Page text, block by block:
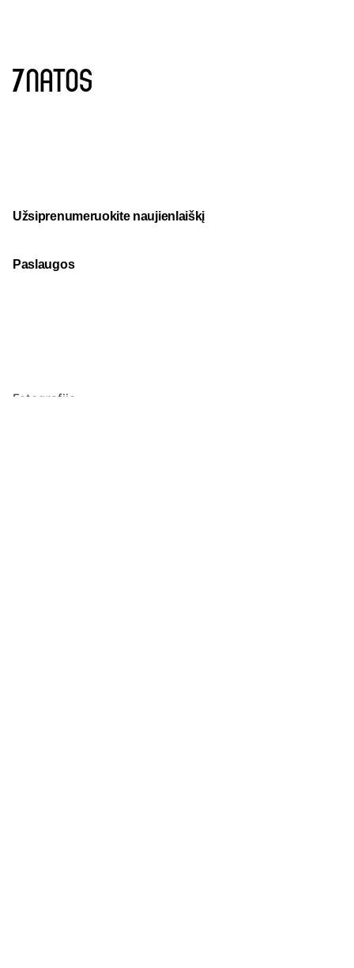
Užsiprenumeruokite naujienlaiškį
Paslaugos
Fotografija